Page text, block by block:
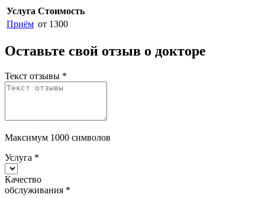
Услуга Стоимость
Приём от 1300
Оставьте свой отзыв о докторе
Текст отзывы *
Максимум 1000 символов
Услуга *
Качество
обслуживания *